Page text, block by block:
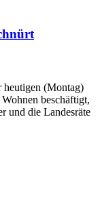
heutigen (Montag)
beschäftigt,
und die Landesräte